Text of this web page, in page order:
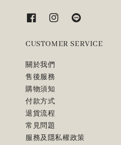
CUSTOMER SERVICE
關於我們
售後服務
購物須知
付款方式
退貨流程
常見問題
服務及隱私權政策